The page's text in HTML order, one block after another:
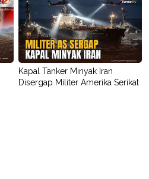
Kapal Tanker Minyak Iran
Disergap Militer Amerika Serikat